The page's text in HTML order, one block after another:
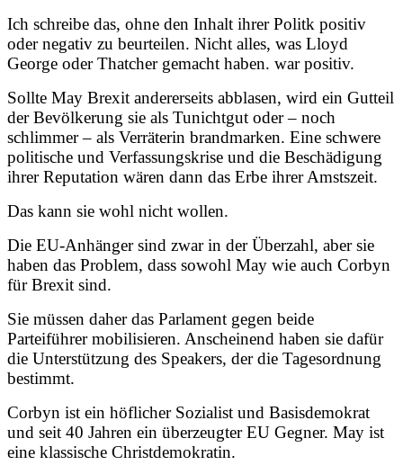
Ich schreibe das, ohne den Inhalt ihrer Politk positiv
oder negativ zu beurteilen. Nicht alles, was Lloyd
George oder Thatcher gemacht haben. war positiv.
Sollte May Brexit andererseits abblasen, wird ein Gutteil
der Bevölkerung sie als Tunichtgut oder – noch
schlimmer – als Verräterin brandmarken. Eine schwere
politische und Verfassungskrise und die Beschädigung
ihrer Reputation wären dann das Erbe ihrer Amstszeit.
Das kann sie wohl nicht wollen.
Die EU-Anhänger sind zwar in der Überzahl, aber sie
haben das Problem, dass sowohl May wie auch Corbyn
für Brexit sind.
Sie müssen daher das Parlament gegen beide
Parteiführer mobilisieren. Anscheinend haben sie dafür
die Unterstützung des Speakers, der die Tagesordnung
bestimmt.
Corbyn ist ein höflicher Sozialist und Basisdemokrat
und seit 40 Jahren ein überzeugter EU Gegner. May ist
eine klassische Christdemokratin.